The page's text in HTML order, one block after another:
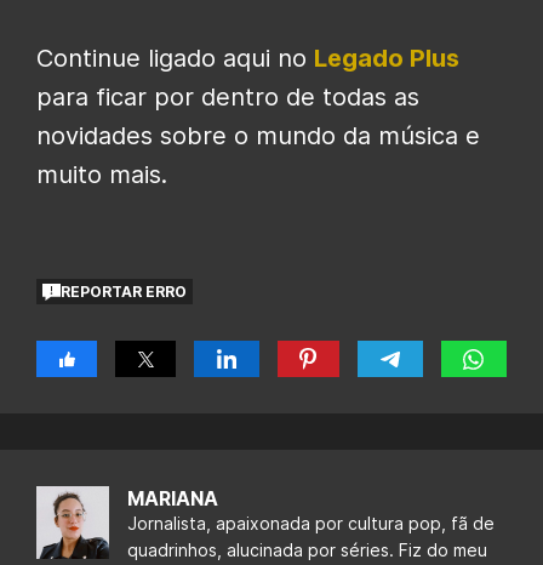
Continue ligado aqui no Legado Plus
para ficar por dentro de todas as
novidades sobre o mundo da música e
muito mais.
REPORTAR ERRO
MARIANA
Jornalista, apaixonada por cultura pop, fã de
quadrinhos, alucinada por séries. Fiz do meu